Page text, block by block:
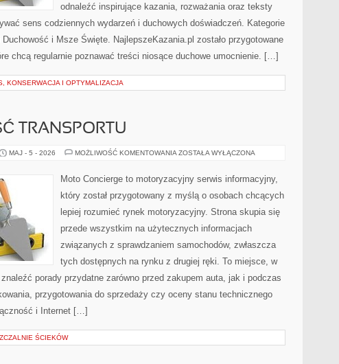
odnaleźć inspirujące kazania, rozważania oraz teksty
sens codziennych wydarzeń i duchowych doświadczeń. Kategorie
i Msze Święte. NajlepszeKazania.pl zostało przygotowane
chcą regularnie poznawać treści niosące duchowe umocnienie. […]
KONSERWACJA I OPTYMALIZACJA
TRANSPORTU
MAJ - 5 - 2026 MOŻLIWOŚĆ KOMENTOWANIA PRZYSZŁOŚĆ
ZOSTAŁA WYŁĄCZONA
Moto Concierge to motoryzacyjny serwis informacyjny,
który został przygotowany z myślą o osobach chcących
lepiej rozumieć rynek motoryzacyjny. Strona skupia się
przede wszystkim na użytecznych informacjach
związanych z sprawdzaniem samochodów, zwłaszcza
tych dostępnych na rynku z drugiej ręki. To miejsce, w
porady przydatne zarówno przed zakupem auta, jak i podczas
przygotowania do sprzedaży czy oceny stanu technicznego
i Internet […]
ŚCIEKÓW